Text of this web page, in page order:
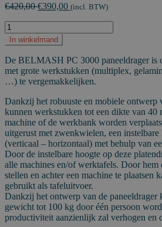
was:
is:
€420,00€390,00 (incl. BTW)
BELMASH
-
Paneeldrager
PC
3000
aantal
In winkelmand
De BELMASH PC 3000 paneeldrager is
met grote werkstukken (multiplex,
…) te vergemakkelijken.
Dankzij het robuuste en mobiele ontwerp
kunnen werkstukken tot een dikte van 40
machine of de werkbank worden
uitgerust met zwenkwielen, een
(verticaal – horizontaal) met behulp van
Door de instelbare hoogte op deze
alle machines en/of werktafels. Door hem
stellen en achter een machine te plaatsen
gebruikt als tafeluitvoer.
Dankzij het ontwerp van de paneeldrager
gewicht tot 100 kg door één persoon
productiviteit aanzienlijk zal verhogen en